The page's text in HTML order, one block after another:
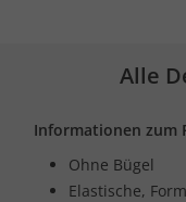
Alle
Informationen zum
Ohne Bügel
Elastische,